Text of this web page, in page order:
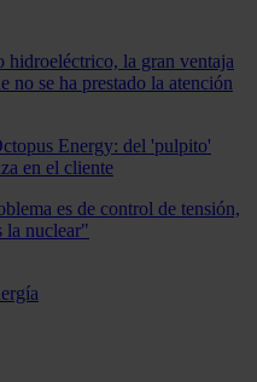
hidroeléctrico, la gran ventaja
no se ha prestado la atención
Energy: del 'pulpito'
en el cliente
es de control de tensión,
la nuclear"